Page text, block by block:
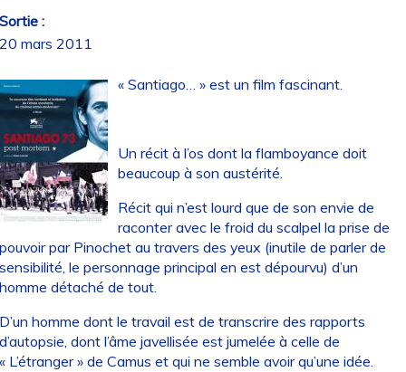
:
mars 2011
« Santiago… » est un film fascinant.
Un récit à l’os dont la flamboyance doit
beaucoup à son austérité.
Récit qui n’est lourd que de son envie de
raconter avec le froid du scalpel la prise de
par Pinochet au travers des yeux (inutile de parler de
le personnage principal en est dépourvu) d’un
détaché de tout.
homme dont le travail est de transcrire des rapports
dont l’âme javellisée est jumelée à celle de
L’étranger » de Camus et qui ne semble avoir qu’une idée.